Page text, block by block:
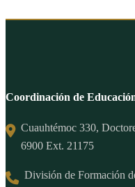
Coordinación de
Cuauhtémoc 330,
6900 Ext. 21175
División de Formación